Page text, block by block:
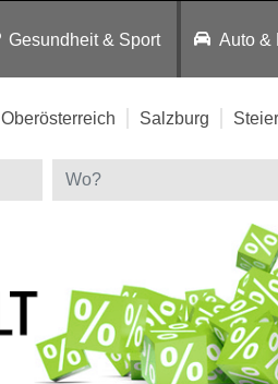
Gesundheit & Sport Auto &
Oberösterreich Salzburg